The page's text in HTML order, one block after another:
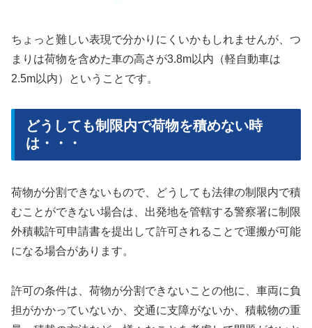
ちょっと難しい表現で分かりにくいかもしれませんが、つ
まりは荷物を含めた車の高さが3.8m以内（軽自動車は
2.5m以内）ということです。
どうしても制限内で荷物を積めない時
は・・・
荷物が分割できないもので、どうしても法律の制限内で積
むことができない場合は、出発地を管轄する警察署に制限
外積載許可申請書を提出して許可されることで運搬が可能
になる場合があります。
許可の条件は、荷物が分割できないことの他に、車両に負
担がかかっていないか、交通に支障がないか、積載物の重